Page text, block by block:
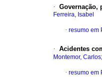
· Governação,
Ferreira, Isabel
· resumo em
· Acidentes
Montemor, Carlos;
· resumo em